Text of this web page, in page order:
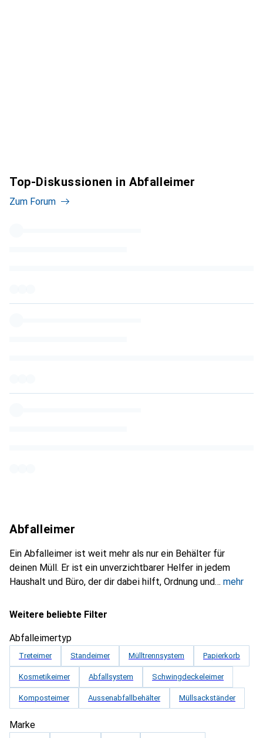
Top-Diskussionen in Abfalleimer
Zum Forum
Abfalleimer
Ein Abfalleimer ist weit mehr als nur ein Behälter für
deinen Müll. Er ist ein unverzichtbarer Helfer in jedem
Haushalt und Büro, der dir dabei hilft, Ordnung und
mehr
Weitere beliebte Filter
Abfalleimertyp
Treteimer Standeimer Mülltrennsystem Papierkorb
Kosmetikeimer Abfallsystem Schwingdeckeleimer
Komposteimer Aussenabfallbehälter Müllsackständer
Marke